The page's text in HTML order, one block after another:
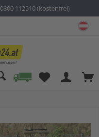
0800 112510 (kostenfrei)